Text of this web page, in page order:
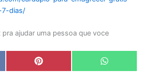
7-dias/
ajudar uma pessoa que voce
Share
P Share
W